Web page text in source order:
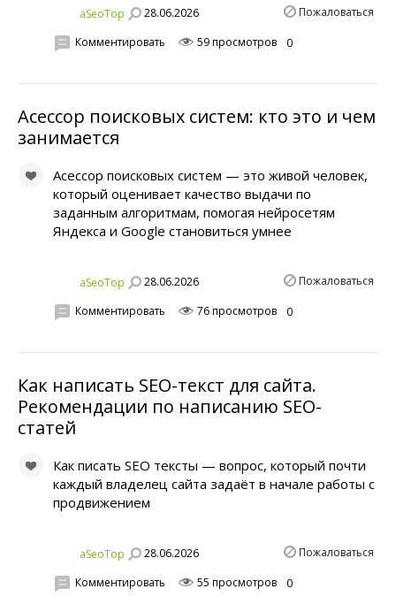
aSeoTop 28.06.2026 Пожаловаться
Комментировать 59 просмотров 0
Асессор поисковых систем: кто это и чем
занимается
Асессор поисковых систем — это живой человек,
который оценивает качество выдачи по
заданным алгоритмам, помогая нейросетям
Яндекса и Google становиться умнее
aSeoTop 28.06.2026 Пожаловаться
Комментировать 76 просмотров 0
Как написать SEO-текст для сайта.
Рекомендации по написанию SEO-
статей
Как писать SEO тексты — вопрос, который почти
каждый владелец сайта задаёт в начале работы с
продвижением
aSeoTop 28.06.2026 Пожаловаться
Комментировать 55 просмотров 0